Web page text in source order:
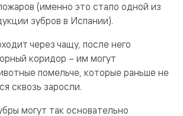
(именно это стало одной из
зубров в Испании).
через чащу, после него
коридор – им могут
помельче, которые раньше не
сквозь заросли.
могут так основательно